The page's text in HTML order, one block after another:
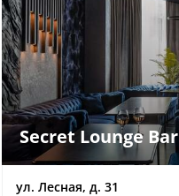
Secret Lounge Bar
ул. Лесная, д. 31